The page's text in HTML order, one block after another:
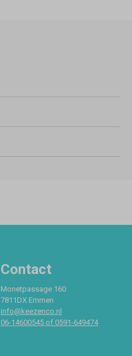
Contact
Monetpassage 160
7811DX Emmen
info@keezenco.nl
06-14600545 of 0591-649474